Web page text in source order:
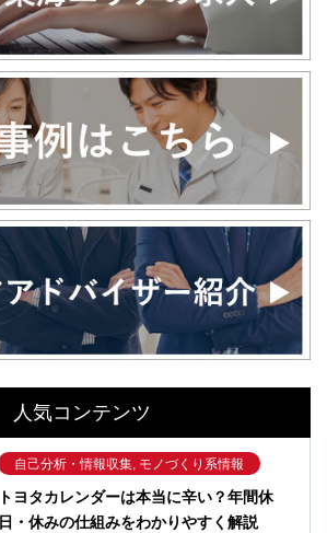
人気コンテンツ
自己分析・情報収集, モノづくり系情報
トヨタカレンダーは本当に辛い？年間休
日・休みの仕組みをわかりやすく解説